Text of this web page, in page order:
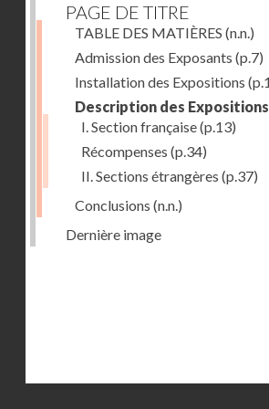
PAGE DE TITRE
TABLE DES MATIÈRES (n.n.)
Admission des Exposants (p.7)
Installation des Expositions
Description des Expositions
I. Section française(p.13)
Récompenses (p.34)
II. Sections étrangères (p.37)
Conclusions (n.n.)
Dernière image